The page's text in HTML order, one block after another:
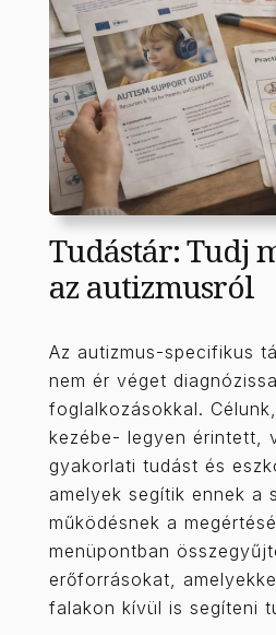
Tudástár: Tudj
az autizmusról
Az autizmus-specifikus
nem ér véget
foglalkozásokkal.
kezébe- legyen érintett,
gyakorlati tudást és
amelyek segítik ennek a
működésnek a
menüpontban
erőforrásokat,
falakon kívül is segíteni